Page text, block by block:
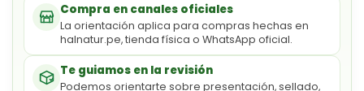
Compra en canales oficiales
La orientación aplica para compras hechas en
halnatur.pe, tienda física o WhatsApp oficial.
Te guiamos en la revisión
Podemos orientarte sobre presentación, sellado,